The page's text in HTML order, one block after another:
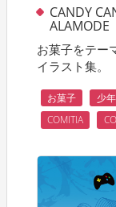
CANDY
ALAMODE
お菓子をテー
イラスト集。
お菓子 少年
COMITIA